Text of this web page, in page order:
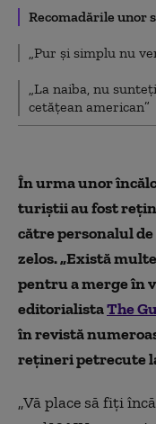
Recomadările unor
„Pur și simplu nu
„La naiba, nu
cetățean american”
În urma unor
turiștii au fost
către personalul
zelos. „Există
pentru a merge în
editorialistaThe
în revistă
rețineri petrecute
„Vă place să fiți